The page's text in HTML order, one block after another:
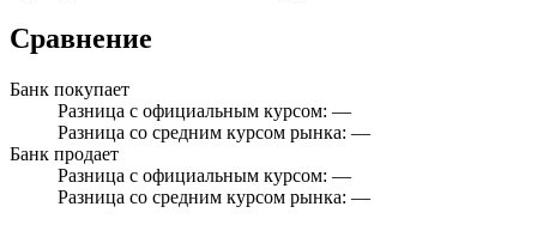
Сравнение
Банк покупает
Разница с официальным курсом: —
Разница со средним курсом рынка: —
Банк продает
Разница с официальным курсом: —
Разница со средним курсом рынка: —